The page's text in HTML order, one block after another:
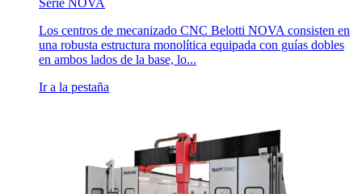
Los centros de mecanizado CNC Belotti NOVA consisten en
una robusta estructura monolítica equipada con guías dobles
en ambos lados de la base, lo...
Ir a la pestaña